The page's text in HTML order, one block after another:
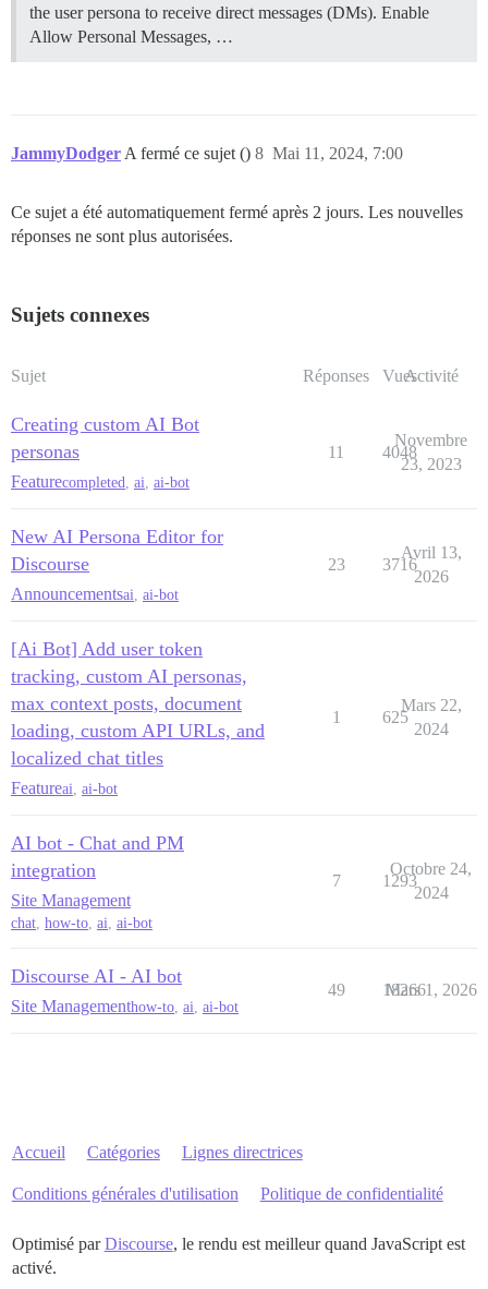
the user persona to receive direct messages (DMs). Enable
Allow Personal Messages, …
JammyDodger A fermé ce sujet () Mai 11, 2024, 7:00
8
Ce sujet a été automatiquement fermé après 2 jours. Les nouvelles
réponses ne sont plus autorisées.
Sujets connexes
Sujet Réponses VuesActivité
Creating custom AI Bot
personas
Featurecompleted ai ai-bot
11 4048
Novembre
23, 2023
New AI Persona Editor for
Discourse
Announcementsai ai-bot
23 3716
Avril 13,
2026
[Ai Bot] Add user token
tracking, custom AI personas,
max context posts, document
loading, custom API URLs, and
localized chat titles
Featureai ai-bot
1 625
Mars 22,
2024
AI bot - Chat and PM
integration
Site Management
chat, how-to, ai, ai-bot
7 1293
Octobre 24,
2024
Discourse AI - AI bot
Site Managementhow-to ai ai-bot
49 18266
Mars 1, 2026
Accueil Catégories Lignes directrices
Conditions générales d'utilisation Politique de confidentialité
Optimisé parDiscourse, le rendu est meilleur quand JavaScript est
activé.